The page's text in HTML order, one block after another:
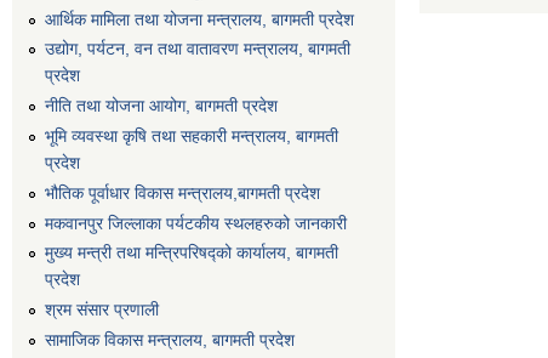
आर्थिक मामिला तथा योजना मन्त्रालय, बागमती प्रदेश
उद्योग, पर्यटन, वन तथा वातावरण मन्त्रालय, बागमती
प्रदेश
नीति तथा योजना आयोग, बागमती प्रदेश
भूमि व्यवस्था कृषि तथा सहकारी मन्त्रालय, बागमती
प्रदेश
भौतिक पूर्वाधार विकास मन्त्रालय,बागमती प्रदेश
मकवानपुर जिल्लाका पर्यटकीय स्थलहरुको जानकारी
मुख्य मन्त्री तथा मन्त्रिपरिषद्को कार्यालय, बागमती
प्रदेश
श्रम संसार प्रणाली
सामाजिक विकास मन्त्रालय, बागमती प्रदेश